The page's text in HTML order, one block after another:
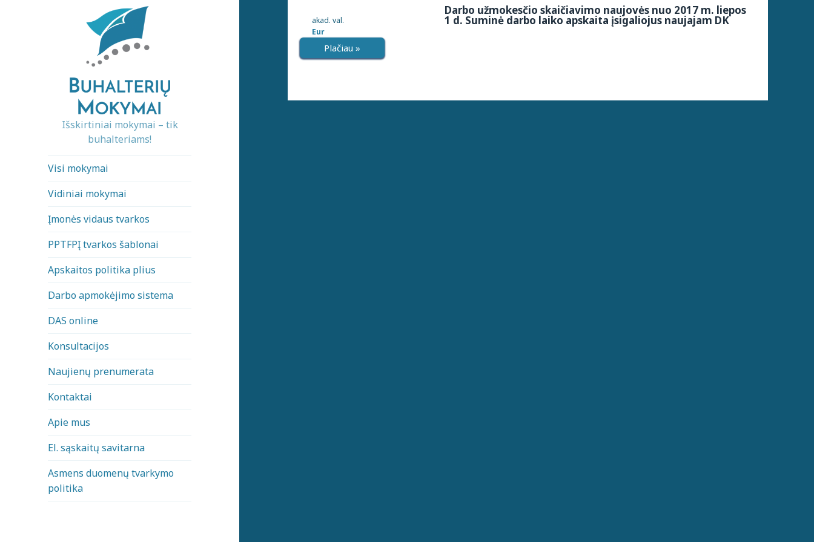
Išskirtiniai mokymai – tik
buhalteriams!
Visi mokymai
Vidiniai mokymai
Įmonės vidaus tvarkos
PPTFPĮ tvarkos šablonai
Apskaitos politika plius
Darbo apmokėjimo sistema
DAS online
Konsultacijos
Naujienų prenumerata
Kontaktai
Apie mus
El. sąskaitų savitarna
Asmens duomenų tvarkymo
politika
Darbo užmokesčio skaičiavimo naujovės nuo 2017 m. liepos
1 d. Suminė darbo laiko apskaita įsigaliojus naujajam DK
akad. val.
Eur
Plačiau »